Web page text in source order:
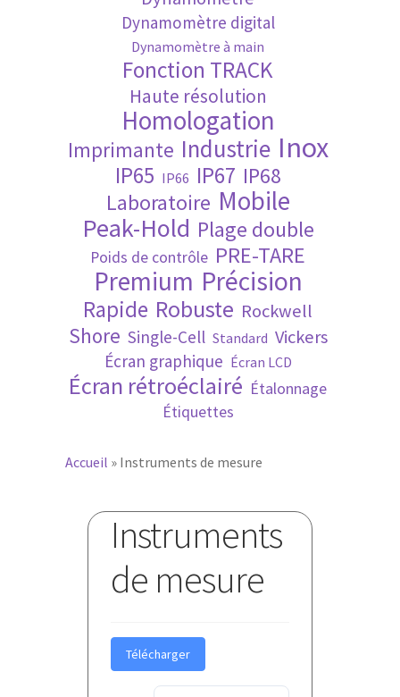
Technique
Validation de la commande
Dynamomètre digital
Dynamomètre à main
Fonction TRACK
Haute résolution
Homologation
Imprimante Industrie Inox
IP65 IP66 IP67 IP68
Laboratoire Mobile
Peak-Hold Plage double
Poids de contrôle PRE-TARE
Premium Précision
Rapide Robuste Rockwell
Shore Single-Cell Standard Vickers
Écran graphique Écran LCD
Écran rétroéclairé Étalonnage
Étiquettes
Accueil » Instruments de mesure
Instruments
de mesure
Télécharger